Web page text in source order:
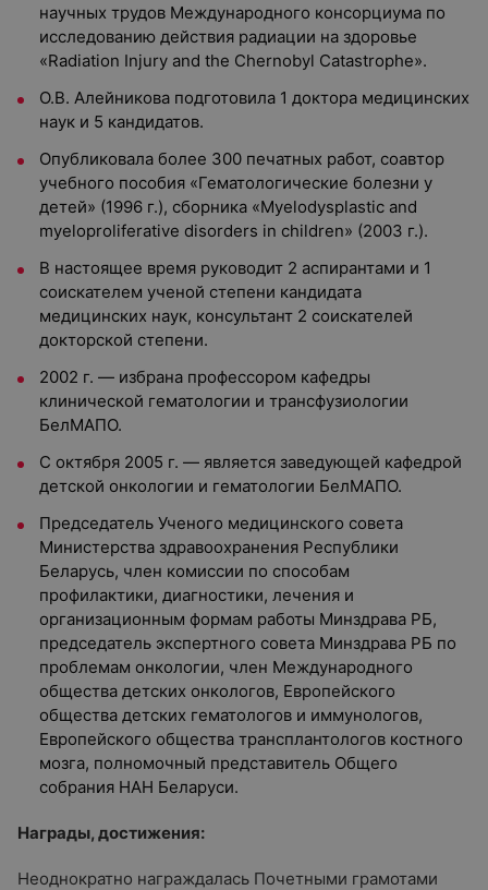
научных трудов Международного консорциума по
исследованию действия радиации на здоровье
«Radiation Injury and the Chernobyl Catastrophe».
О.В. Алейникова подготовила 1 доктора медицинских
наук и 5 кандидатов.
Опубликовала более 300 печатных работ, соавтор
учебного пособия «Гематологические болезни у
детей» (1996 г.), сборника «Myelodysplastic and
myeloproliferative disorders in children» (2003 г.).
В настоящее время руководит 2 аспирантами и 1
соискателем ученой степени кандидата
медицинских наук, консультант 2 соискателей
докторской степени.
2002 г. — избрана профессором кафедры
клинической гематологии и трансфузиологии
БелМАПО.
С октября 2005 г. — является заведующей кафедрой
детской онкологии и гематологии БелМАПО.
Председатель Ученого медицинского совета
Министерства здравоохранения Республики
Беларусь, член комиссии по способам
профилактики, диагностики, лечения и
организационным формам работы Минздрава РБ,
председатель экспертного совета Минздрава РБ по
проблемам онкологии, член Международного
общества детских онкологов, Европейского
общества детских гематологов и иммунологов,
Европейского общества трансплантологов костного
мозга, полномочный представитель Общего
собрания НАН Беларуси.
Награды, достижения:
Неоднократно награждалась Почетными грамотами